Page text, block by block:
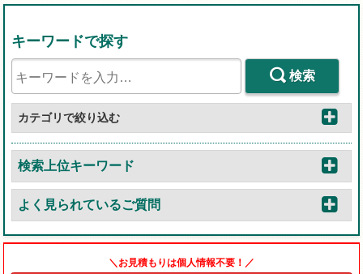
キーワードで探す
検索
カテゴリで絞り込む
検索上位キーワード
よく見られているご質問
＼お見積もりは個人情報不要！／